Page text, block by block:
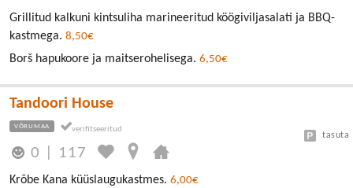
Grillitud kalkuni kintsuliha marineeritud köögiviljasalati ja BBQ-
kastmega. 8,50€
Borš hapukoore ja maitserohelisega. 6,50€
Tandoori House
VÕRUMAA
0 117
tasuta
Krõbe Kana küüslaugukastmes. 6,00€